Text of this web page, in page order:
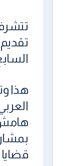
السابع
هذا
هامش